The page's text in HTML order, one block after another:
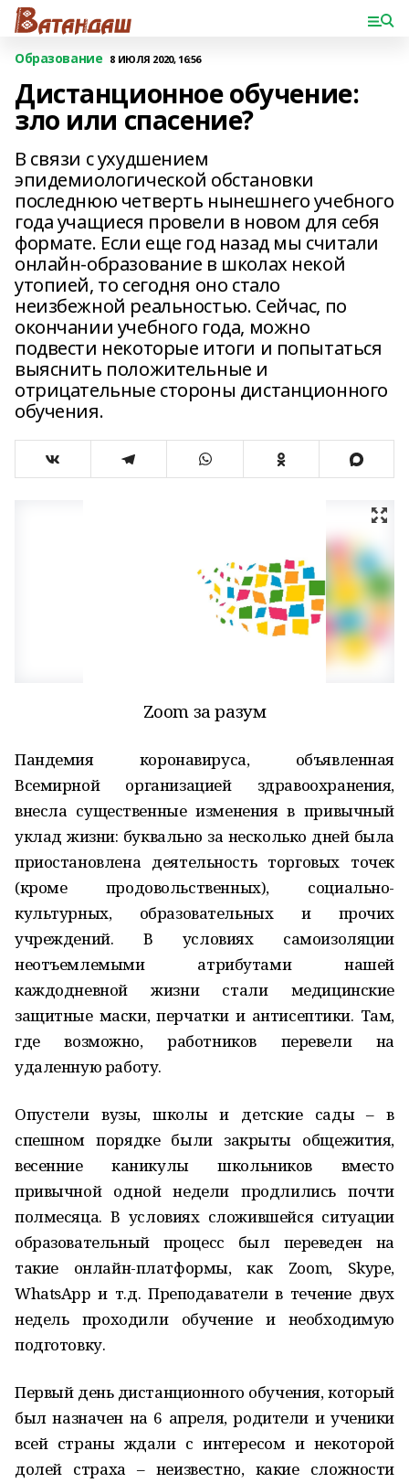
Образование 8 ИЮЛЯ 2020, 16:56
Дистанционное обучение:
зло или спасение?
В связи с ухудшением
эпидемиологической обстановки
последнюю четверть нынешнего учебного
года учащиеся провели в новом для себя
формате. Если еще год назад мы считали
онлайн-образование в школах некой
утопией, то сегодня оно стало
неизбежной реальностью. Сейчас, по
окончании учебного года, можно
подвести некоторые итоги и попытаться
выяснить положительные и
отрицательные стороны дистанционного
обучения.
Zoom за разум
Пандемия коронавируса, объявленная
Всемирной организацией здравоохранения,
внесла существенные изменения в привычный
уклад жизни: буквально за несколько дней была
приостановлена деятельность торговых точек
(кроме продовольственных), социально-
культурных, образовательных и прочих
учреждений. В условиях самоизоляции
неотъемлемыми атрибутами нашей
каждодневной жизни стали медицинские
защитные маски, перчатки и антисептики. Там,
где возможно, работников перевели на
удаленную работу.
Опустели вузы, школы и детские сады – в
спешном порядке были закрыты общежития,
весенние каникулы школьников вместо
привычной одной недели продлились почти
полмесяца. В условиях сложившейся ситуации
образовательный процесс был переведен на
такие онлайн-платформы, как Zoom, Skype,
WhatsApp и т.д. Преподаватели в течение двух
недель проходили обучение и необходимую
подготовку.
Первый день дистанционного обучения, который
был назначен на 6 апреля, родители и ученики
всей страны ждали с интересом и некоторой
долей страха – неизвестно, какие сложности